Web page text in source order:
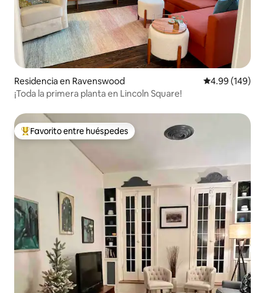
Residencia en Ravenswood Calificación
4.99 (149)
¡Toda la primera planta en Lincoln Square!
De los mejores en Favorito entre huéspedes
Favorito entre huéspedes